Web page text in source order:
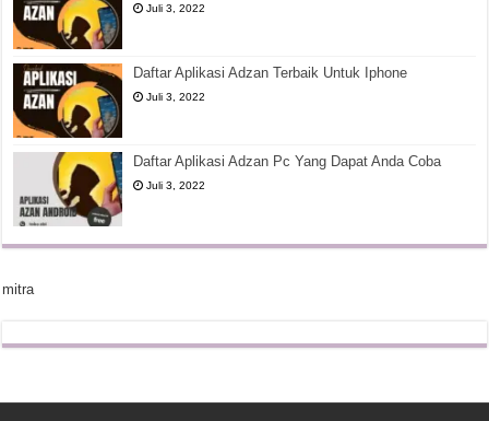
Juli 3, 2022
Daftar Aplikasi Adzan Terbaik Untuk Iphone
Juli 3, 2022
Daftar Aplikasi Adzan Pc Yang Dapat Anda Coba
Juli 3, 2022
mitra